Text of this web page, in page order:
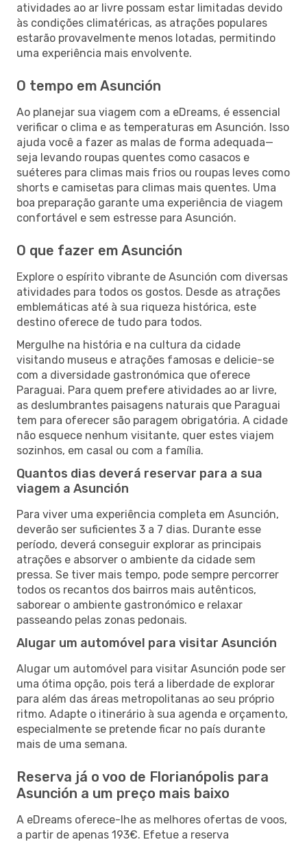
atividades ao ar livre possam estar limitadas devido
às condições climatéricas, as atrações populares
estarão provavelmente menos lotadas, permitindo
uma experiência mais envolvente.
O tempo em Asunción
Ao planejar sua viagem com a eDreams, é essencial
verificar o clima e as temperaturas em Asunción. Isso
ajuda você a fazer as malas de forma adequada—
seja levando roupas quentes como casacos e
suéteres para climas mais frios ou roupas leves como
shorts e camisetas para climas mais quentes. Uma
boa preparação garante uma experiência de viagem
confortável e sem estresse para Asunción.
O que fazer em Asunción
Explore o espírito vibrante de Asunción com diversas
atividades para todos os gostos. Desde as atrações
emblemáticas até à sua riqueza histórica, este
destino oferece de tudo para todos.
Mergulhe na história e na cultura da cidade
visitando museus e atrações famosas e delicie-se
com a diversidade gastronómica que oferece
Paraguai. Para quem prefere atividades ao ar livre,
as deslumbrantes paisagens naturais que Paraguai
tem para oferecer são paragem obrigatória. A cidade
não esquece nenhum visitante, quer estes viajem
sozinhos, em casal ou com a família.
Quantos dias deverá reservar para a sua
viagem a Asunción
Para viver uma experiência completa em Asunción,
deverão ser suficientes 3 a 7 dias. Durante esse
período, deverá conseguir explorar as principais
atrações e absorver o ambiente da cidade sem
pressa. Se tiver mais tempo, pode sempre percorrer
todos os recantos dos bairros mais autênticos,
saborear o ambiente gastronómico e relaxar
passeando pelas zonas pedonais.
Alugar um automóvel para visitar Asunción
Alugar um automóvel para visitar Asunción pode ser
uma ótima opção, pois terá a liberdade de explorar
para além das áreas metropolitanas ao seu próprio
ritmo. Adapte o itinerário à sua agenda e orçamento,
especialmente se pretende ficar no país durante
mais de uma semana.
Reserva já o voo de Florianópolis para
Asunción a um preço mais baixo
A eDreams oferece-lhe as melhores ofertas de voos,
a partir de apenas 193€. Efetue a reserva